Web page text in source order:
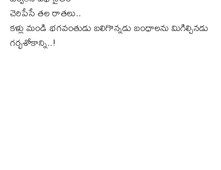
చెరిపేసే తల రాతలు..
కళ్లు మండి భగవంతుడు బలిగొన్నడు బంధాలను మిగిల్చినడు
గర్భశోకాన్ని..!